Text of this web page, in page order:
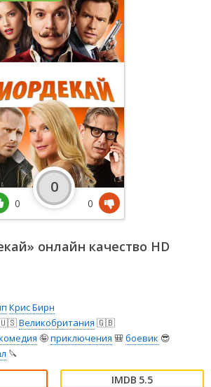
онлайн качество HD
Крис Бирн
Великобритания 🇬🇧
🤪приключения 🎒боевик 😎
🔪
5.5
0
0
0